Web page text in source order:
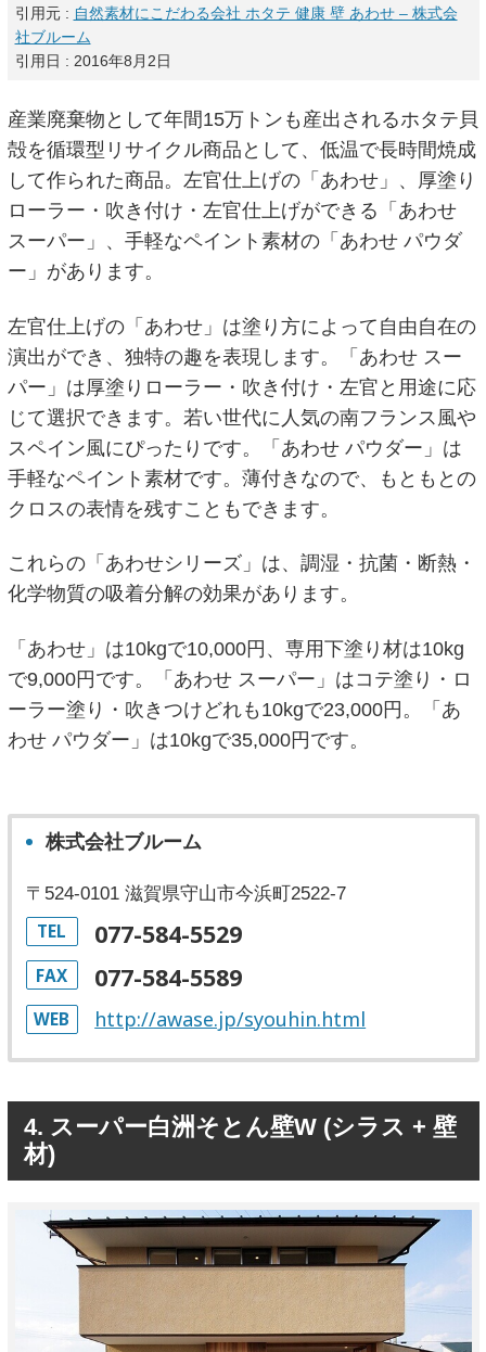
引用元 : 自然素材にこだわる会社 ホタテ 健康 壁 あわせ – 株式会
社ブルーム
引用日 : 2016年8月2日
産業廃棄物として年間15万トンも産出されるホタテ貝
殻を循環型リサイクル商品として、低温で長時間焼成
して作られた商品。左官仕上げの「あわせ」、厚塗り
ローラー・吹き付け・左官仕上げができる「あわせ
スーパー」、手軽なペイント素材の「あわせ パウダ
ー」があります。
左官仕上げの「あわせ」は塗り方によって自由自在の
演出ができ、独特の趣を表現します。「あわせ スー
パー」は厚塗りローラー・吹き付け・左官と用途に応
じて選択できます。若い世代に人気の南フランス風や
スペイン風にぴったりです。「あわせ パウダー」は
手軽なペイント素材です。薄付きなので、もともとの
クロスの表情を残すこともできます。
これらの「あわせシリーズ」は、調湿・抗菌・断熱・
化学物質の吸着分解の効果があります。
「あわせ」は10kgで10,000円、専用下塗り材は10kg
で9,000円です。「あわせ スーパー」はコテ塗り・ロ
ーラー塗り・吹きつけどれも10kgで23,000円。「あ
わせ パウダー」は10kgで35,000円です。
株式会社ブルーム
〒524-0101 滋賀県守山市今浜町2522-7
TEL 077-584-5529
FAX 077-584-5589
WEB http://awase.jp/syouhin.html
4. スーパー白洲そとん壁W (シラス + 壁
材)